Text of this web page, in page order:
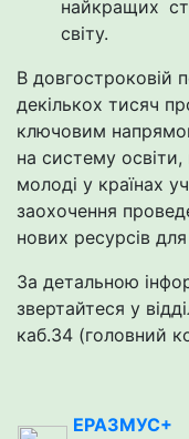
найкращих
світу.
В довгостроковій
декількох тисяч
ключовим
на систему освіти,
молоді у країнах
заохочення
нових ресурсів
За детальною
звертайтеся у
каб.34 (головний
ЕРАЗМУС+